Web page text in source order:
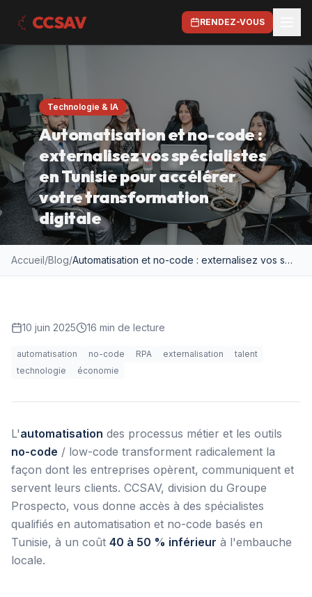
CCSAV RENDEZ-VOUS
Technologie & IA
Automatisation et no-code :
externalisez vos spécialistes
en Tunisie pour accélérer
votre transformation
digitale
Accueil/Blog/ Automatisation et no-code : externalisez vos spécialistes en Tunisie pour accélérer votre transformation digitale
10 juin 2025 16 min de lecture
automatisation no-code RPA externalisation
talent
technologie
économie
L'automatisation des processus métier et les outils
no-code / low-code transforment radicalement la
façon dont les entreprises opèrent, communiquent et
servent leurs clients. CCSAV, division du Groupe
Prospecto, vous donne accès à des spécialistes
qualifiés en automatisation et no-code basés en
Tunisie, à un coût 40 à 50 % inférieur à l'embauche
locale.